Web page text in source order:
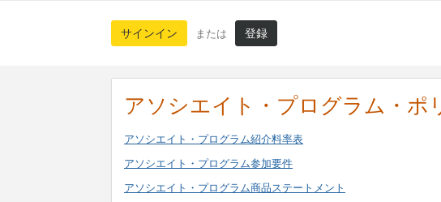
サインイン または 登録
アソシエイト・プログラム・ポ
アソシエイト・プログラム紹介料率表
アソシエイト・プログラム参加要件
アソシエイト・プログラム商品ステートメント